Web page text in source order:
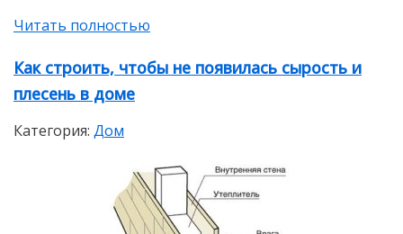
Читать полностью
Как строить, чтобы не появилась сырость и
плесень в доме
Категория: Дом